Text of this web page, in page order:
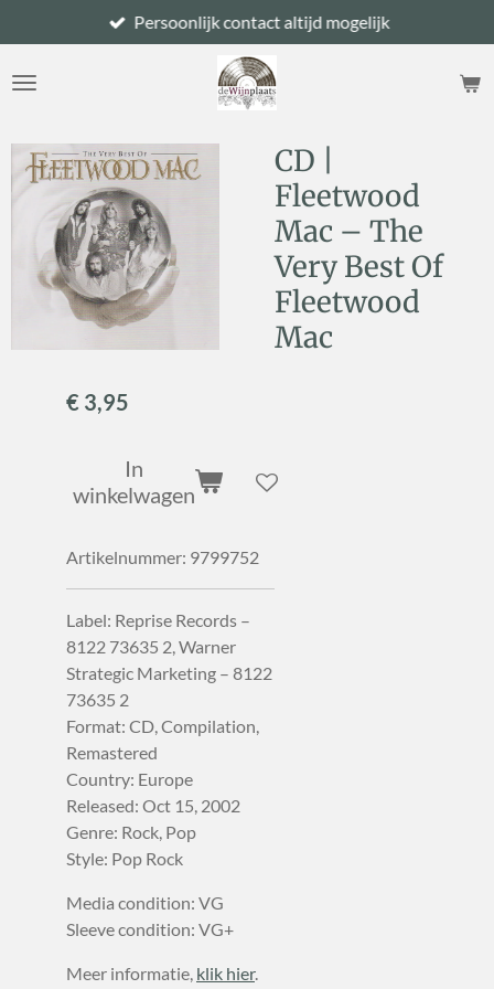
direct
naar
Persoonlijk contact altijd mogelijk
CD |
Fleetwood
Mac – The
Very Best Of
Fleetwood
Mac
€ 3,95
In
winkelwagen
Artikelnummer: 9799752
Label: Reprise Records –
8122 73635 2, Warner
Strategic Marketing – 8122
73635 2
Format: CD, Compilation,
Remastered
Country: Europe
Released: Oct 15, 2002
Genre: Rock, Pop
Style: Pop Rock
Media condition: VG
Sleeve condition: VG+
Meer informatie, klik hier.